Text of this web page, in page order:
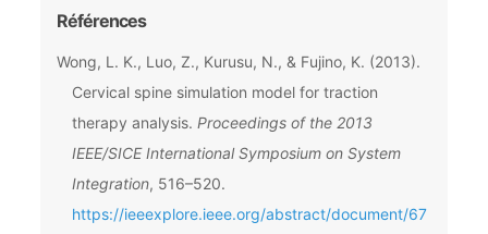
Références
Wong, L. K., Luo, Z., Kurusu, N., & Fujino, K. (2013).
Cervical spine simulation model for traction
therapy analysis. Proceedings of the 2013
IEEE/SICE International Symposium on System
Integration, 516–520.
https://ieeexplore.ieee.org/abstract/document/67